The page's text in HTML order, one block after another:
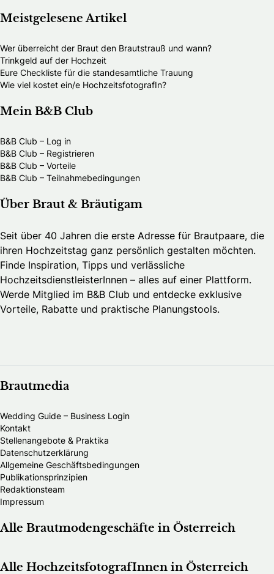
Meistgelesene Artikel
Wer überreicht der Braut den Brautstrauß und wann?
Trinkgeld auf der Hochzeit
Eure Checkliste für die standesamtliche Trauung
Wie viel kostet ein/e HochzeitsfotografIn?
Mein B&B Club
B&B Club – Log in
B&B Club – Registrieren
B&B Club – Vorteile
B&B Club – Teilnahmebedingungen
Über Braut & Bräutigam
Seit über 40 Jahren die erste Adresse für Brautpaare, die
ihren Hochzeitstag ganz persönlich gestalten möchten.
Finde Inspiration, Tipps und verlässliche
HochzeitsdienstleisterInnen – alles auf einer Plattform.
Werde Mitglied im B&B Club und entdecke exklusive
Vorteile, Rabatte und praktische Planungstools.
Brautmedia
Wedding Guide – Business Login
Kontakt
Stellenangebote & Praktika
Datenschutzerklärung
Allgemeine Geschäftsbedingungen
Publikationsprinzipien
Redaktionsteam
Impressum
Alle Brautmodengeschäfte in Österreich
Alle HochzeitsfotografInnen in Österreich